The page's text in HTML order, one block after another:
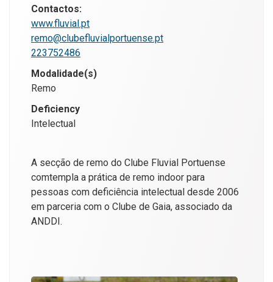
Contactos:
www.fluvial.pt
remo@clubefluvialportuense.pt
223752486
Modalidade(s)
Remo
Deficiency
Intelectual
A secção de remo do Clube Fluvial Portuense
comtempla a prática de remo indoor para
pessoas com deficiência intelectual desde 2006
em parceria com o Clube de Gaia, associado da
ANDDI.